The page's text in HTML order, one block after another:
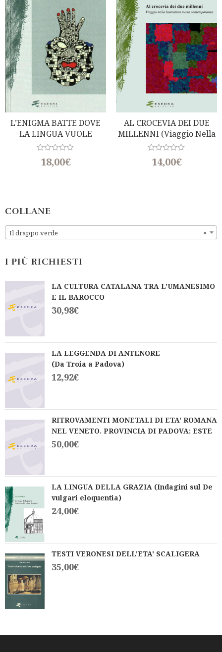
o
f
5
L’ENIGMA BATTE DOVE
LA LINGUA VUOLE
(Comico, Enigmi, Giochi Di
Miola
18,00€
t
f
5
AL CROCEVIA DEI DUE
MILLENNI (Viaggio Nella
Letteratura Russa
14,00€
f
COLLANE
×
Il drappo verde
I PIÙ RICHIESTI
LA CULTURA CATALANA TRA L'UMANESIMO
E IL BAROCCO
30,98€
LA LEGGENDA DI ANTENORE
(Da Troia a Padova)
12,92€
RITROVAMENTI MONETALI DI ETA' ROMANA
NEL VENETO. PROVINCIA DI PADOVA: ESTE
50,00€
LA LINGUA DELLA GRAZIA (Indagini sul De
vulgari eloquentia)
24,00€
TESTI VERONESI DELL'ETA' SCALIGERA
35,00€